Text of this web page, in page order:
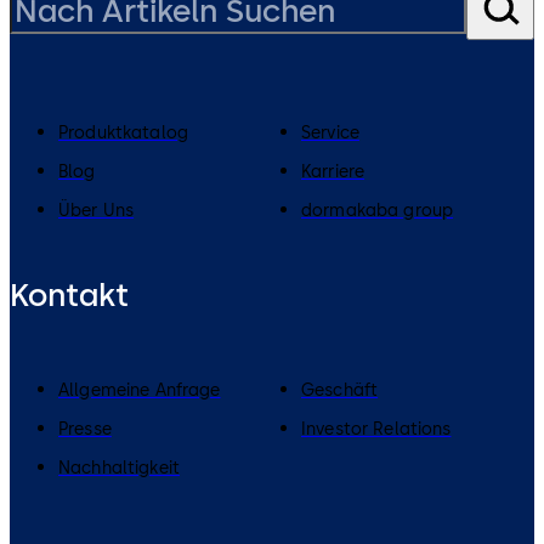
Produktkatalog
Service
Blog
Karriere
Über Uns
dormakaba group
Kontakt
Allgemeine Anfrage
Geschäft
Presse
Investor Relations
Nachhaltigkeit